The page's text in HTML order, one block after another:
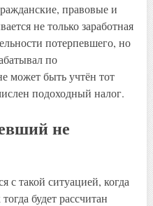
правовые и
не только заработная
потерпевшего, но
по
может быть учтён тот
подоходный налог.
не
с такой ситуацией, когда
будет рассчитан